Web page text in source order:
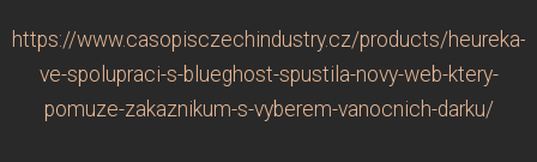
https://www.casopisczechindustry.cz/products/heureka-
ve-spolupraci-s-blueghost-spustila-novy-web-ktery-
pomuze-zakaznikum-s-vyberem-vanocnich-darku/